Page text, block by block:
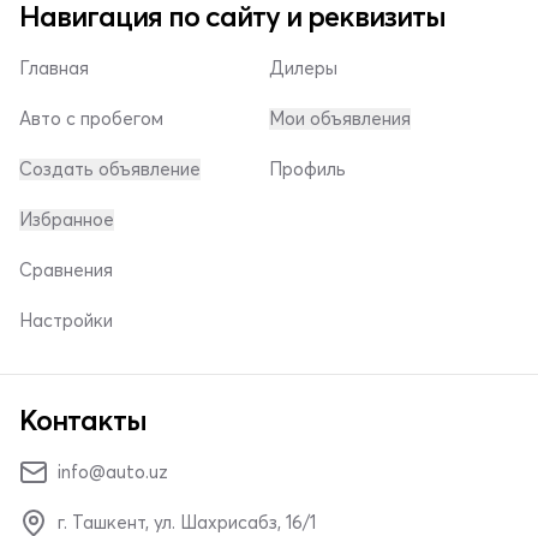
Навигация по сайту и реквизиты
Главная
Авто с пробегом
Создать объявление
Дилеры
Мои объявления
Профиль
Избранное
Сравнения
Настройки
Контакты
info@auto.uz
г. Ташкент, ул. Шахрисабз, 16/1